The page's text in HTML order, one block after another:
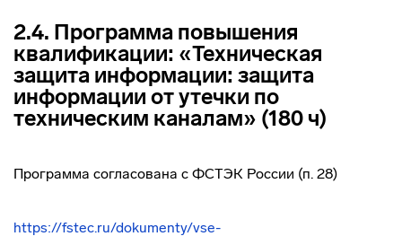
2.4. Программа повышения
квалификации: «Техническая
защита информации: защита
информации от утечки по
техническим каналам» (180 ч)
Программа согласована с ФСТЭК России (п. 28)
https://fstec.ru/dokumenty/vse-